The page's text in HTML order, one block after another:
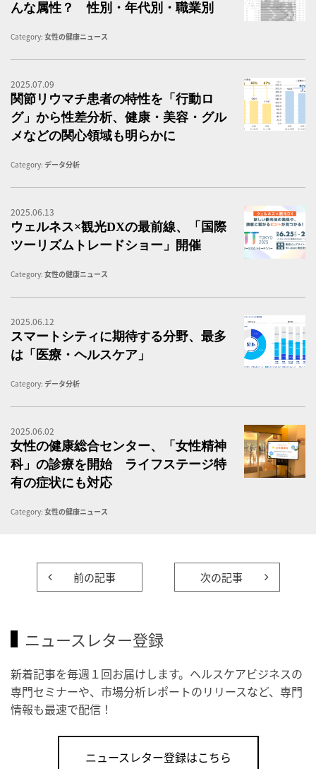
んな属性？ 性別・年代別・職業別
Category: 女性の健康ニュース
2025.07.09
関節リウマチ患者の特性を「行動ロ
グ」から性差分析、健康・美容・グル
メなどの関心領域も明らかに
Category: データ分析
2025.06.13
ウェルネス×観光DXの最前線、「国際
ツーリズムトレードショー」開催
Category: 女性の健康ニュース
2025.06.12
スマートシティに期待する分野、最多
は「医療・ヘルスケア」
Category: データ分析
2025.06.02
女性の健康総合センター、「女性精神
科」の診療を開始 ライフステージ特
有の症状にも対応
Category: 女性の健康ニュース
前の記事 次の記事
ニュースレター登録
新着記事を毎週１回お届けします。ヘルスケアビジネスの
専門セミナーや、市場分析レポートのリリースなど、専門
情報も最速で配信！
ニュースレター登録はこちら